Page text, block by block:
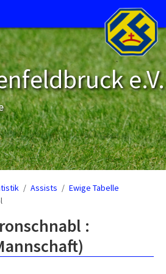
e.V.
Assists
Ewige Tabelle
: